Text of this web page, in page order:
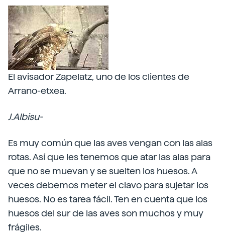
El avisador Zapelatz, uno de los clientes de
Arrano-etxea.
J.Albisu-
Es muy común que las aves vengan con las alas
rotas. Así que les tenemos que atar las alas para
que no se muevan y se suelten los huesos. A
veces debemos meter el clavo para sujetar los
huesos. No es tarea fácil. Ten en cuenta que los
huesos del sur de las aves son muchos y muy
frágiles.